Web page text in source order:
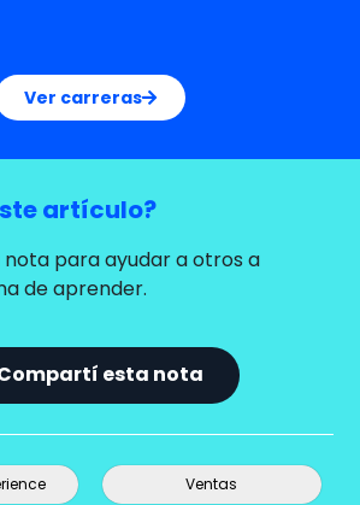
Ver carreras
artículo?
para ayudar a otros a
de aprender.
esta nota
Ventas